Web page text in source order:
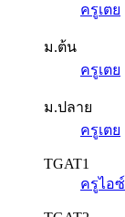
ครูเตย
ม.ต้น
ครูเตย
ม.ปลาย
ครูเตย
TGAT1
ครูไอซ์